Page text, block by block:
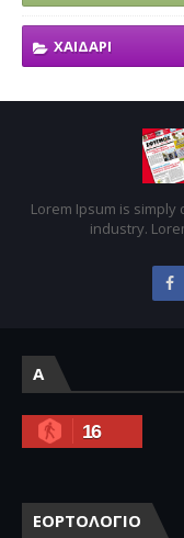
ΧΑΙΔΑΡΙ
Lorem Ipsum is
industry.
A
16
ΕΟΡΤΟΛΟΓΙΟ